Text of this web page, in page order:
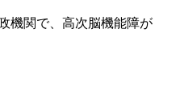
機関で、高次脳機能障が